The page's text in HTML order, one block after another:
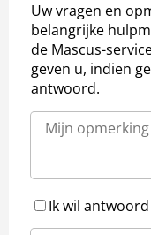
Uw vragen en
belangrijke
de Mascus-
geven u, indien
antwoord.
Ik wil